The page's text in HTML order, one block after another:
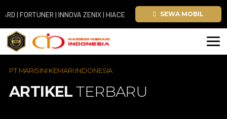
| FORTUNER | INNOVA ZENIX | HIACE SEWA MOBIL
PT MARISINI KEMARI INDONESIA
ARTIKEL TERBARU